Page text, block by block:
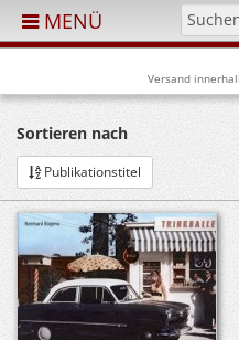
MENÜ
Versand
Sortieren nach
Publikationstitel